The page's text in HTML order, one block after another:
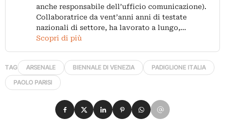
anche responsabile dell’ufficio comunicazione).
Collaboratrice da vent’anni anni di testate
nazionali di settore, ha lavorato a lungo,…
Scopri di più
TAG ARSENALE BIENNALE DI VENEZIA
PADIGLIONE ITALIA
PAOLO PARISI
Condividi su Facebook
Condividi su X
Condividi su LinkedIn
Condividi su Pinterest
Condividi su WhatsApp
Condividi su Email